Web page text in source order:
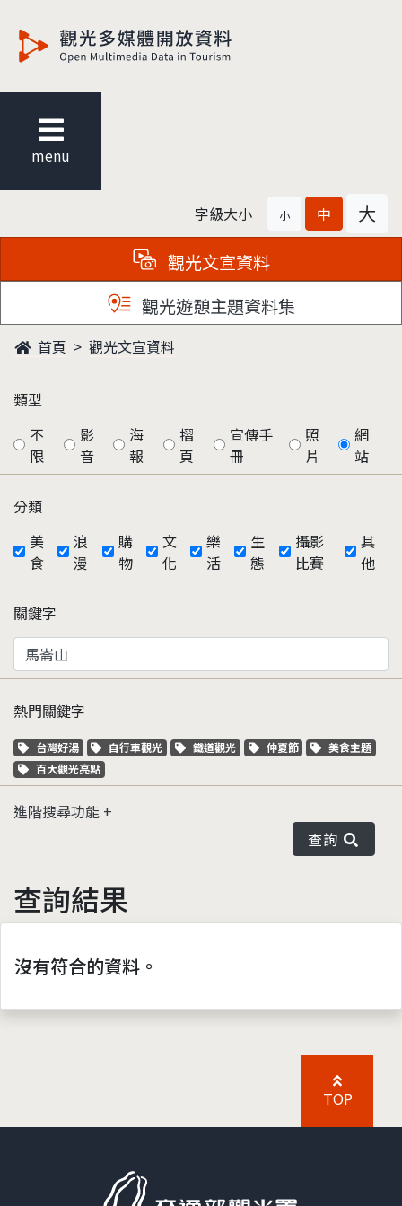
menu
字級大小 小 中 大
觀光文宣資料
觀光遊憩主題資料集
首頁 觀光文宣資料
類型
不
限
影
音
海
報
摺
頁
宣傳手
冊
照
片
網
站
分類
美
食
浪
漫
購
物
文
化
樂
活
生
態
攝影
比賽
其
他
關鍵字
熱門關鍵字
關鍵字標籤
台灣好湯 關鍵字標籤
自行車觀光 關鍵字標籤
鐵道觀光 關鍵字標籤
仲夏節 關鍵字標籤
美食主題
關鍵字標籤
百大觀光亮點
進階搜尋功能
查詢
查詢結果
沒有符合的資料。
TOP